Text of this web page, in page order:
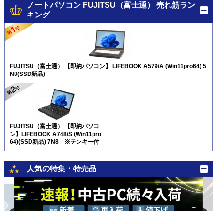
ノートパソコン FUJITSU（富士通） 売れ筋ラン
キング
FUJITSU（富士通） 【即納パソコン】 LIFEBOOK A579/A (Win11pro64) 5
N8(SSD新品)
FUJITSU（富士通） 【即納パソコ
ン】LIFEBOOK A748/S (Win11pro
64)(SSD新品) 7N8 ※テンキー付
人気の特集・特売品